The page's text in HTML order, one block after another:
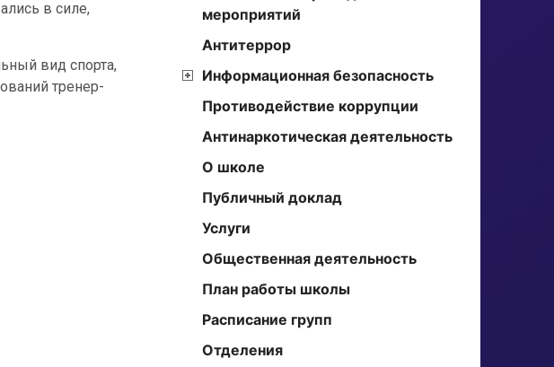
в силе,
вид спорта,
тренер-
мероприятий
Антитеррор
Информационная безопасность
Противодействие коррупции
Антинаркотическая деятельность
О школе
Публичный доклад
Услуги
Общественная деятельность
План работы школы
Расписание групп
Отделения